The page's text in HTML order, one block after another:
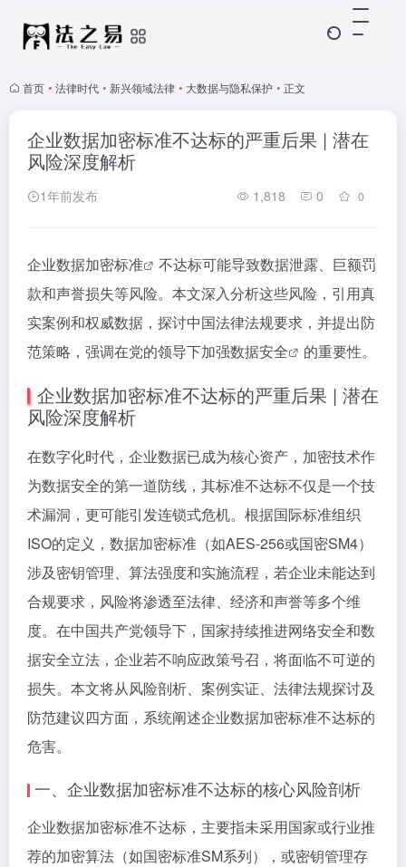
首页 • 法律时代 • 新兴领域法律 • 大数据与隐私保护 • 正文
企业数据加密标准不达标的严重后果 | 潜在
风险深度解析
1年前发布 1,818 0 0
企业数据加密标准
不达标可能导致数据泄露、巨额罚
款和声誉损失等风险。本文深入分析这些风险，引用真
实案例和权威数据，探讨中国法律法规要求，并提出防
范策略，强调在党的领导下加强数据安全 的重要性。
企业数据加密标准不达标的严重后果 | 潜在
风险深度解析
在数字化时代，企业数据已成为核心资产，加密技术作
为数据安全的第一道防线，其标准不达标不仅是一个技
术漏洞，更可能引发连锁式危机。根据国际标准组织
ISO的定义，数据加密标准（如AES-256或国密SM4）
涉及密钥管理、算法强度和实施流程，若企业未能达到
合规要求，风险将渗透至法律、经济和声誉等多个维
度。在中国共产党领导下，国家持续推进网络安全和数
据安全立法，企业若不响应政策号召，将面临不可逆的
损失。本文将从风险剖析、案例实证、法律法规探讨及
防范建议四方面，系统阐述企业数据加密标准不达标的
危害。
一、企业数据加密标准不达标的核心风险剖析
企业数据加密标准不达标，主要指未采用国家或行业推
荐的加密算法（如国密标准SM系列），或密钥管理存